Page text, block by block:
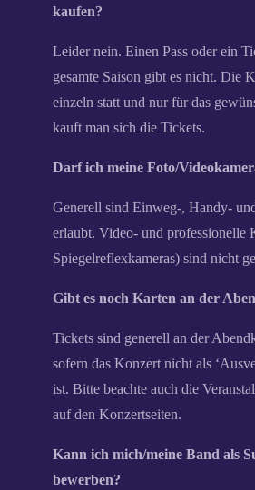
kaufen?
Leider nein. Einen Pass oder ein
gesamte Saison gibt es nicht. Die
einzeln statt und nur für das
kauft man sich die Tickets.
Darf ich meine Foto/
Generell sind Einweg-, Handy-
erlaubt. Video- und professionelle
Spiegelreflexkameras) sind nicht
Gibt es noch Karten an der
Tickets sind generell an der
sofern das Konzert nicht als
ist. Bitte beachte auch die
auf den Konzertseiten.
Kann ich mich/meine Band als
bewerben?